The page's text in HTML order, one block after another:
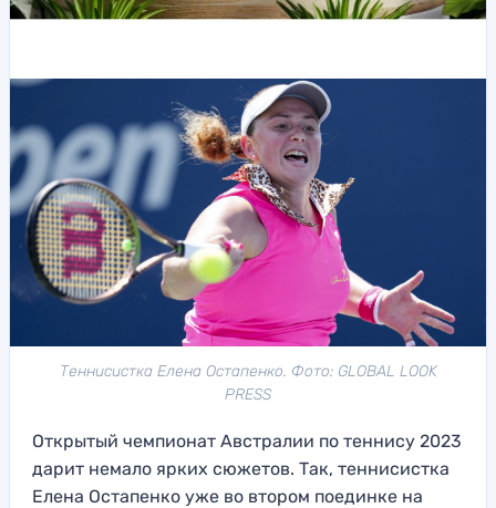
Теннисистка Елена Остапенко. Фото: GLOBAL LOOK
PRESS
Открытый чемпионат Австралии по теннису 2023
дарит немало ярких сюжетов. Так, теннисистка
Елена Остапенко уже во втором поединке на